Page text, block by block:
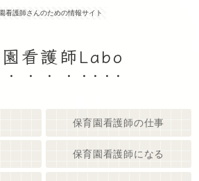
看護師さんのための情報サイト
看護師Labo
保育園看護師の仕事
保育園看護師になる